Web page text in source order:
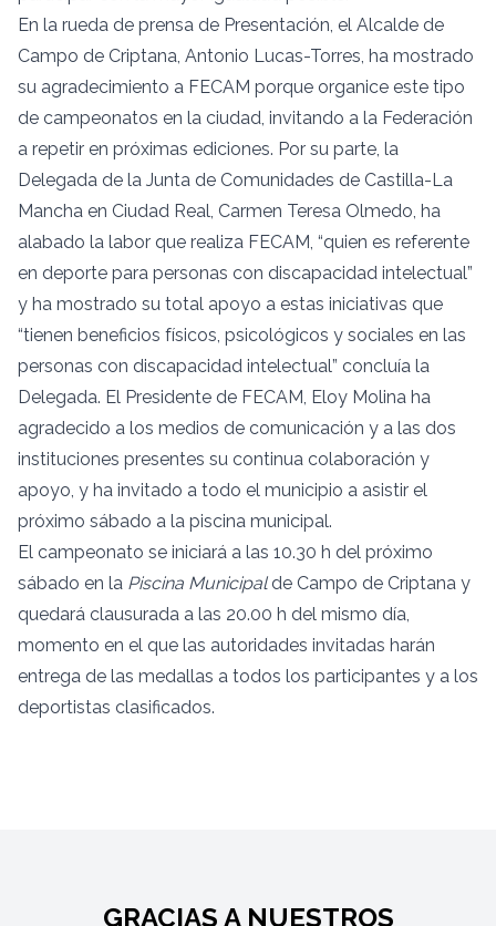
En la rueda de prensa de Presentación, el Alcalde de
Campo de Criptana, Antonio Lucas-Torres, ha mostrado
su agradecimiento a FECAM porque organice este tipo
de campeonatos en la ciudad, invitando a la Federación
a repetir en próximas ediciones. Por su parte, la
Delegada de la Junta de Comunidades de Castilla-La
Mancha en Ciudad Real, Carmen Teresa Olmedo, ha
alabado la labor que realiza FECAM, “quien es referente
en deporte para personas con discapacidad intelectual”
y ha mostrado su total apoyo a estas iniciativas que
“tienen beneficios físicos, psicológicos y sociales en las
personas con discapacidad intelectual” concluía la
Delegada. El Presidente de FECAM, Eloy Molina ha
agradecido a los medios de comunicación y a las dos
instituciones presentes su continua colaboración y
apoyo, y ha invitado a todo el municipio a asistir el
próximo sábado a la piscina municipal.
El campeonato se iniciará a las 10.30 h del próximo
sábado en la Piscina Municipalde Campo de Criptana y
quedará clausurada a las 20.00 h del mismo día,
momento en el que las autoridades invitadas harán
entrega de las medallas a todos los participantes y a los
deportistas clasificados.
GRACIAS A NUESTROS